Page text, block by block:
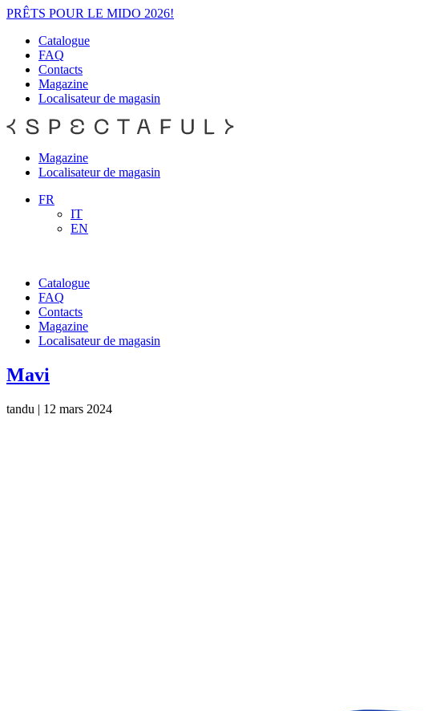
PRÊTS POUR LE MIDO 2026!
Catalogue
FAQ
Contacts
Magazine
Localisateur de magasin
Magazine
Localisateur de magasin
FR
IT
EN
Catalogue
FAQ
Contacts
Magazine
Localisateur de magasin
Mavi
tandu | 12 mars 2024